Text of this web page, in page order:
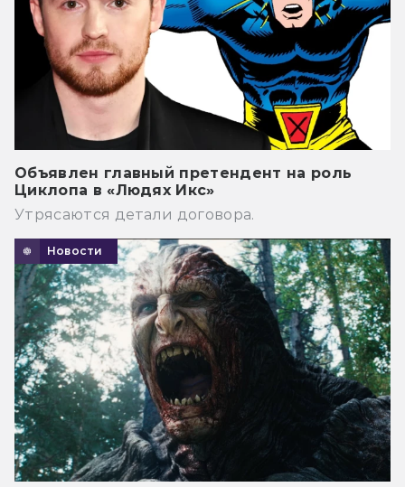
Объявлен главный претендент на роль
Циклопа в «Людях Икс»
Утрясаются детали договора.
Новости